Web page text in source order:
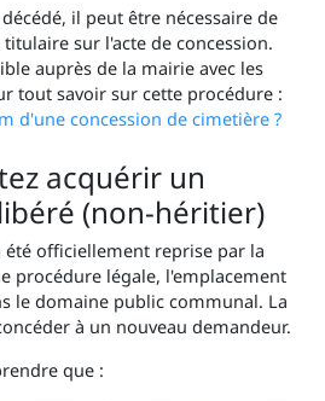
il peut être nécessaire de
sur l'acte de concession.
auprès de la mairie avec les
tout savoir sur cette procédure :
d'une concession de cimetière ?
acquérir un
(non-héritier)
été officiellement reprise par la
procédure légale, l'emplacement
le domaine public communal. La
à un nouveau demandeur.
que :